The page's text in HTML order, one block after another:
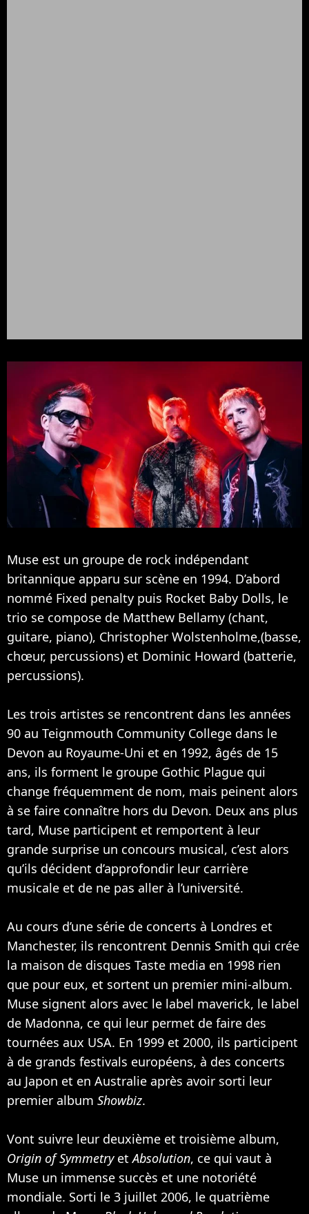
Muse est un groupe de rock indépendant
britannique apparu sur scène en 1994. D’abord
nommé Fixed penalty puis Rocket Baby Dolls, le
trio se compose de Matthew Bellamy (chant,
guitare, piano), Christopher Wolstenholme,(basse,
chœur, percussions) et Dominic Howard (batterie,
percussions).
Les trois artistes se rencontrent dans les années
90 au Teignmouth Community College dans le
Devon au Royaume-Uni et en 1992, âgés de 15
ans, ils forment le groupe Gothic Plague qui
change fréquemment de nom, mais peinent alors
à se faire connaître hors du Devon. Deux ans plus
tard, Muse participent et remportent à leur
grande surprise un concours musical, c’est alors
qu’ils décident d’approfondir leur carrière
musicale et de ne pas aller à l’université.
Au cours d’une série de concerts à Londres et
Manchester, ils rencontrent Dennis Smith qui crée
la maison de disques Taste media en 1998 rien
que pour eux, et sortent un premier mini-album.
Muse signent alors avec le label maverick, le label
de Madonna, ce qui leur permet de faire des
tournées aux USA. En 1999 et 2000, ils participent
à de grands festivals européens, à des concerts
au Japon et en Australie après avoir sorti leur
premier album Showbiz.
Vont suivre leur deuxième et troisième album,
Origin of SymmetryetAbsolution, ce qui vaut à
Muse un immense succès et une notoriété
mondiale. Sorti le 3 juillet 2006, le quatrième